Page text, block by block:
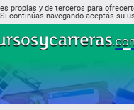
propias y de terceros para
continúas navegando aceptás su